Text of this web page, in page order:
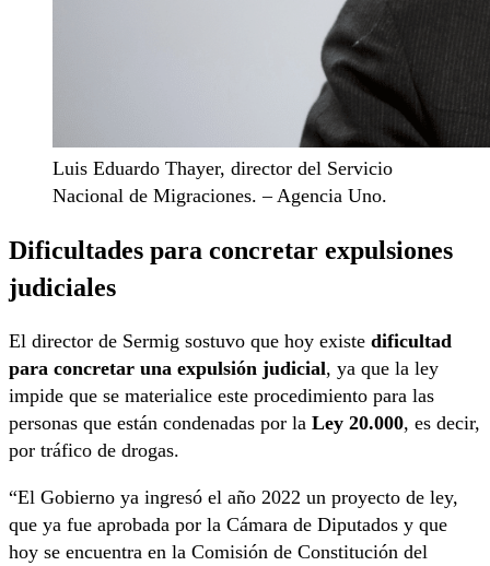
Luis Eduardo Thayer, director del Servicio
Nacional de Migraciones. – Agencia Uno.
Dificultades para concretar expulsiones
judiciales
El director de Sermig sostuvo que hoy existe dificultad
para concretar una expulsión judicial, ya que la ley
impide que se materialice este procedimiento para las
personas que están condenadas por la Ley 20.000, es decir,
por tráfico de drogas.
“El Gobierno ya ingresó el año 2022 un proyecto de ley,
que ya fue aprobada por la Cámara de Diputados y que
hoy se encuentra en la Comisión de Constitución del